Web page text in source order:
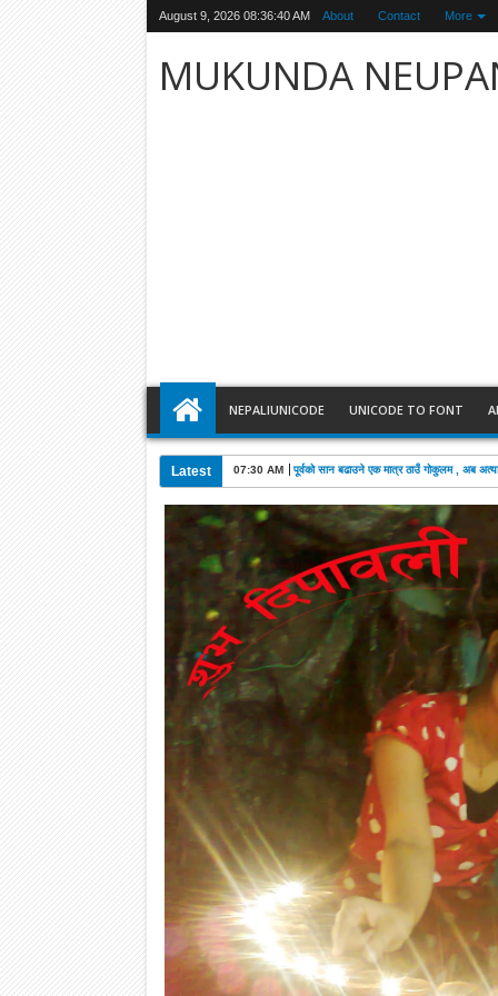
August 9, 2026 08:36:41 AM About Contact More
MUKUNDA
NEPALIUNICODE UNICODE TO FONT
Latest 07:30 AM पूर्वको सान बढाउने एक मात्र ठाउँ गोकुलम , अब